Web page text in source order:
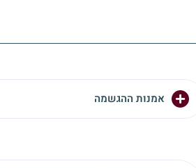
אמנות ההגשמה